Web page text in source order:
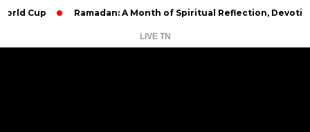
Ramadan: A Month of Spiritual Reflection, Devotion, and
LIVE TN